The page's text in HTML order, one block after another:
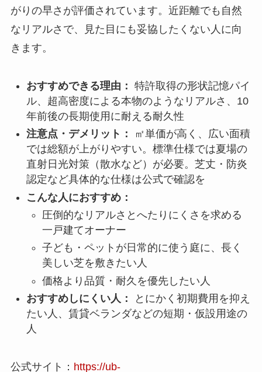
がりの早さが評価されています。近距離でも自然
なリアルさで、見た目にも妥協したくない人に向
きます。
おすすめできる理由： 特許取得の形状記憶パイ
ル、超高密度による本物のようなリアルさ、10
年前後の長期使用に耐える耐久性
注意点・デメリット：
㎡単価が高く、広い面積
では総額が上がりやすい。標準仕様では夏場の
直射日光対策（散水など）が必要。芝丈・防炎
認定など具体的な仕様は公式で確認を
こんな人におすすめ：
圧倒的なリアルさとへたりにくさを求める
一戸建てオーナー
子ども・ペットが日常的に使う庭に、長く
美しい芝を敷きたい人
価格より品質・耐久を優先したい人
おすすめしにくい人：
とにかく初期費用を抑え
たい人、賃貸ベランダなどの短期・仮設用途の
人
公式サイト： https://ub-